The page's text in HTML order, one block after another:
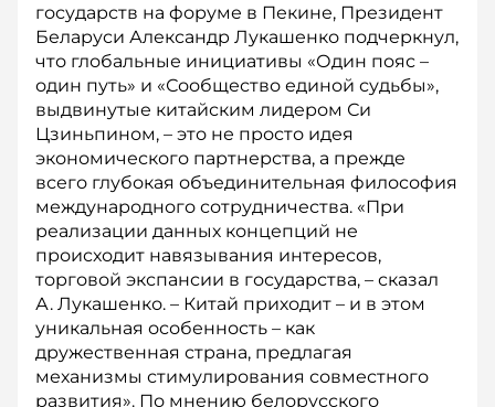
государств на форуме в Пекине, Президент
Беларуси Александр Лукашенко подчеркнул,
что глобальные инициативы «Один пояс –
один путь» и «Сообщество единой судьбы»,
выдвинутые китайским лидером Си
Цзиньпином, – это не просто идея
экономического партнерства, а прежде
всего глубокая объединительная философия
международного сотрудничества. «При
реализации данных концепций не
происходит навязывания интересов,
торговой экспансии в государства, – сказал
А. Лукашенко. – Китай приходит – и в этом
уникальная особенность – как
дружественная страна, предлагая
механизмы стимулирования совместного
развития». По мнению белорусского